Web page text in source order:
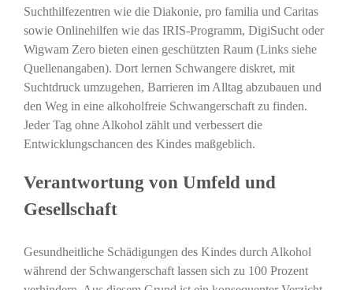
Suchthilfezentren wie die Diakonie, pro familia und Caritas
sowie Onlinehilfen wie das IRIS-Programm, DigiSucht oder
Wigwam Zero bieten einen geschützten Raum (Links siehe
Quellenangaben). Dort lernen Schwangere diskret, mit
Suchtdruck umzugehen, Barrieren im Alltag abzubauen und
den Weg in eine alkoholfreie Schwangerschaft zu finden.
Jeder Tag ohne Alkohol zählt und verbessert die
Entwicklungschancen des Kindes maßgeblich.
Verantwortung von Umfeld und
Gesellschaft
Gesundheitliche Schädigungen des Kindes durch Alkohol
während der Schwangerschaft lassen sich zu 100 Prozent